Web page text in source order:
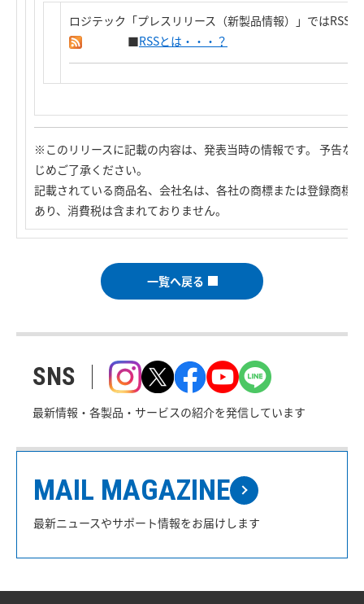
ロジテック「プレスリリース（新製品情報）」ではRSS
■RSSとは・・・？
※このリリースに記載の内容は、発表当時の情報です。 予告な
じめご了承ください。
記載されている商品名、会社名は、各社の商標または登録商標
あり、消費税は含まれておりません。
一覧へ戻る
SNS
最新情報・各製品・サービスの紹介を発信しています
MAIL MAGAZINE
最新ニュースやサポート情報をお届けします